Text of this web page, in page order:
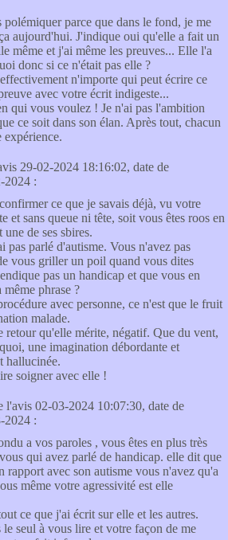
polémiquer parce que dans le fond, je me
aujourd'hui. J'indique oui qu'elle a fait un
même et j'ai même les preuves... Elle l'a
donc si ce n'était pas elle ?
n'importe qui peut écrire ce
avec votre écrit indigeste...
qui vous voulez ! Je n'ai pas l'ambition
ce soit dans son élan. Après tout, chacun
expérience.
29-02-2024 18:16:02, date de
2024 :
ce que je savais déjà, vu votre
et sans queue ni tête, soit vous êtes roos en
une de ses sbires.
pas parlé d'autisme. Vous n'avez pas
vous griller un poil quand vous dites
pas un handicap et que vous en
même phrase ?
avec personne, ce n'est que le fruit
malade.
retour qu'elle mérite, négatif. Que du vent,
une imagination débordante et
hallucinée.
soigner avec elle !
l'avis 02-03-2024 10:07:30, date de
2024 :
a vos paroles , vous êtes en plus très
qui avez parlé de handicap. elle dit que
rapport avec son autisme vous n'avez qu'a
même votre agressivité est elle
ce que j'ai écrit sur elle et les autres.
le seul à vous lire et votre façon de me